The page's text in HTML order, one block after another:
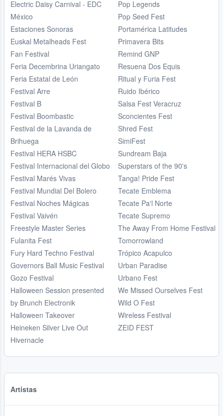
Electric Daisy Carnival - EDC
México
Estaciones Sonoras
Euskal Metalheads Fest
Fan Festival
Feria Decembrina Uriangato
Feria Estatal de León
Festival Arre
Festival B
Festival Boombastic
Festival de la Lavanda de
Brihuega
Festival HERA HSBC
Festival Internacional del Globo
Festival Marés Vivas
Festival Mundial Del Bolero
Festival Noches Mágicas
Festival Vaivén
Freestyle Master Series
Fulanita Fest
Fury Hard Techno Festival
Governors Ball Music Festival
Gozo Festival
Halloween Session presented
by Brunch Electronik
Halloween Takeover
Heineken Silver Live Out
Hivernacle
Pop Legends
Pop Seed Fest
Portamérica Latitudes
Primavera Bits
Remind GNP
Resuena Dos Equis
Ritual y Furia Fest
Ruido Ibérico
Salsa Fest Veracruz
Sconcientes Fest
Shred Fest
SimiFest
Sundream Baja
Superstars of the 90's
Tanga! Pride Fest
Tecate Emblema
Tecate Pa'l Norte
Tecate Supremo
The Away From Home Festival
Tomorrowland
Trópico Acapulco
Urban Paradise
Urbano Fest
We Missed Ourselves Fest
Wild O Fest
Wireless Festival
ZEID FEST
Artistas